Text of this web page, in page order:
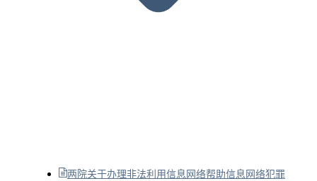
两院关于办理非法利用信息网络帮助信息网络犯罪